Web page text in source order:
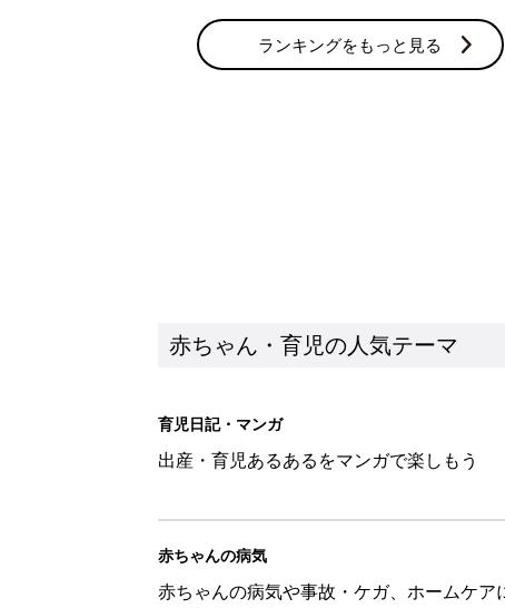
ランキングをもっと見る
赤ちゃん・育児の人気テーマ
育児日記・マンガ
出産・育児あるあるをマンガで楽しもう
赤ちゃんの病気
赤ちゃんの病気や事故・ケガ、ホームケア